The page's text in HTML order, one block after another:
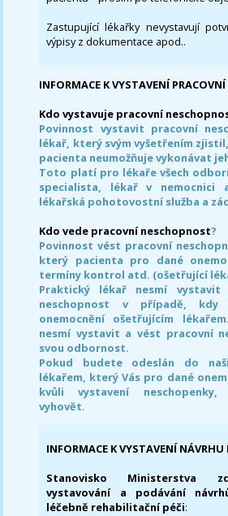
Zastupující lékařky nevystavují
výpisy z dokumentace apod..
INFORMACE K VYSTAVENÍ
Kdo vystavuje pracovní
Povinnost vystavit pracovní
lékař, který svým vyšetřením
pacienta neumožňuje vykonávat
Toto platí pro lékaře všech
specialista, lékař v nemocnici
lékařská pohotovostní služba a
Kdo vede pracovní neschopnost?
Povinnost vést pracovní
který pacienta pro dané
termíny kontrol atd. (ošetřující
Praktický lékař nesmí
neschopnost v případě,
onemocnění ošetřujícím
nesmí vystavit a vést pracovní
svou odbornost.
Pokud budete odeslán do
lékařem, který Vás pro dané
kvůli vystavení neschopenky,
vyhovět.
INFORMACE K VYSTAVENÍ NÁVRHU
Stanovisko Ministerstva
vystavování a podávání
léčebně rehabilitační péči: